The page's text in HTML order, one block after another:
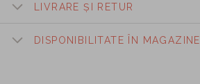
LIVRARE ȘI RETUR
DISPONIBILITATE ÎN MAGAZINE